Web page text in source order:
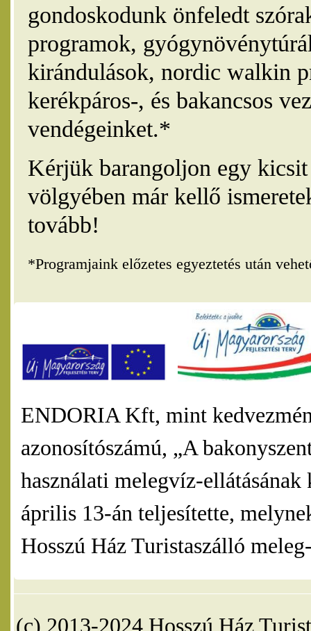
gondoskodunk önfeledt
programok,
kirándulások, nordic walkin
kerékpáros-, és bakancsos
vendégeinket.*
Kérjük barangoljon egy
völgyében már kellő
tovább!
*Programjaink előzetes egyeztetés után
ENDORIA Kft, mint
azonosítószámú, „A
használati melegvíz-
április 13-án teljesítette,
Hosszú Ház Turistaszálló
(c) 2013-2024 Hosszú Ház